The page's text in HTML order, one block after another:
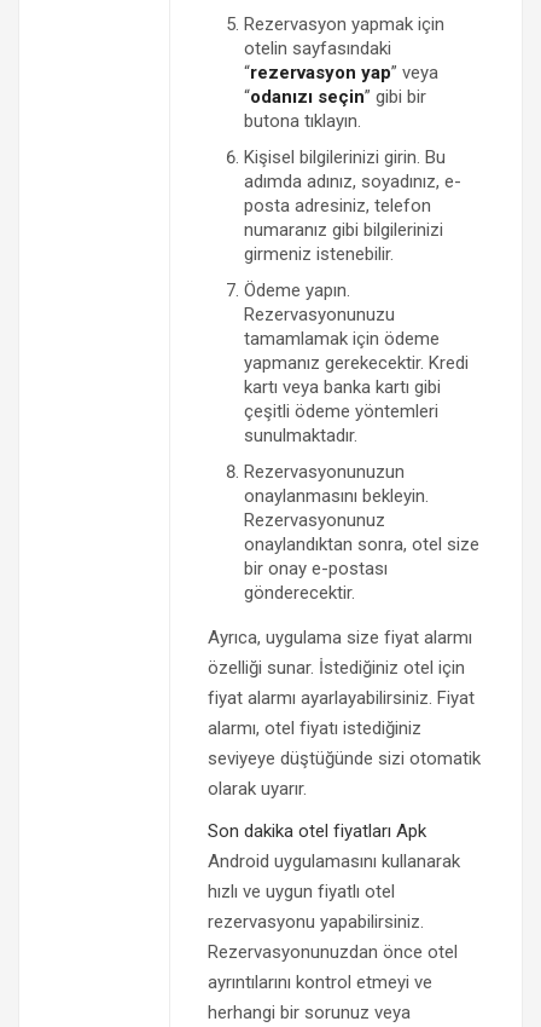
Rezervasyon yapmak için
otelin sayfasındaki
“rezervasyon yap” veya
“odanızı seçin” gibi bir
butona tıklayın.
Kişisel bilgilerinizi girin. Bu
adımda adınız, soyadınız, e-
posta adresiniz, telefon
numaranız gibi bilgilerinizi
girmeniz istenebilir.
Ödeme yapın.
Rezervasyonunuzu
tamamlamak için ödeme
yapmanız gerekecektir. Kredi
kartı veya banka kartı gibi
çeşitli ödeme yöntemleri
sunulmaktadır.
Rezervasyonunuzun
onaylanmasını bekleyin.
Rezervasyonunuz
onaylandıktan sonra, otel size
bir onay e-postası
gönderecektir.
Ayrıca, uygulama size fiyat alarmı
özelliği sunar. İstediğiniz otel için
fiyat alarmı ayarlayabilirsiniz. Fiyat
alarmı, otel fiyatı istediğiniz
seviyeye düştüğünde sizi otomatik
olarak uyarır.
Son dakika otel fiyatları Apk
Android uygulamasını kullanarak
hızlı ve uygun fiyatlı otel
rezervasyonu yapabilirsiniz.
Rezervasyonunuzdan önce otel
ayrıntılarını kontrol etmeyi ve
herhangi bir sorunuz veya